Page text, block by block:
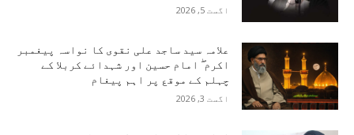
اگست 5, 2026
علامہ سید ساجد علی نقوی کا نواسہ پیغمبر
اکرم ۖ امام حسین اور شہدائے کربلا کے
چہلم کے موقع پر اہم پیغام
اگست 3, 2026